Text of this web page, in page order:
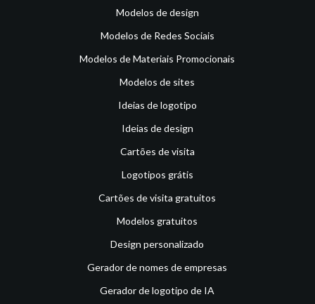
Modelos de design
Modelos de Redes Sociais
Modelos de Materiais Promocionais
Modelos de sites
Ideias de logotipo
Ideias de design
Cartões de visita
Logotipos grátis
Cartões de visita gratuitos
Modelos gratuitos
Design personalizado
Gerador de nomes de empresas
Gerador de logotipo de IA